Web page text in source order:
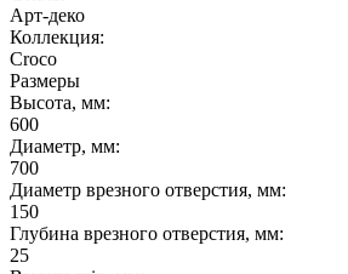
Арт-деко
Коллекция:
Croco
Размеры
Высота, мм:
600
Диаметр, мм:
700
Диаметр врезного отверстия, мм:
150
Глубина врезного отверстия, мм:
25